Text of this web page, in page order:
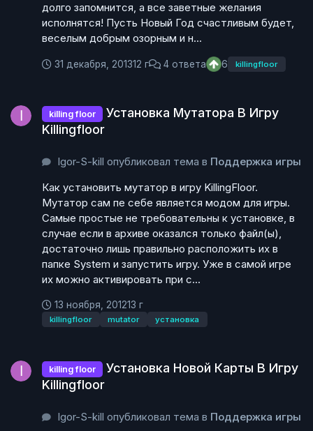
долго запомнится, а все заветные желания
исполнятся! Пусть Новый Год счастливым будет,
веселым добрым озорным и н...
31 декабря, 201312 г 4 ответа 6 killingfloor
killing floor
Установка Мутатора В Игру
Killingfloor
Igor-S-kill опубликовал тема в Поддержка игры
Как установить мутатор в игру KillingFloor.
Мутатор сам пе себе является модом для игры.
Самые простые не требовательны к установке, в
случае если в архиве оказался только файл(ы),
достаточно лишь правильно расположить их в
папке System и запустить игру. Уже в самой игре
их можно активировать при с...
13 ноября, 201213 г
killingfloor mutator установка
killing floor
Установка Новой Карты В Игру
Killingfloor
Igor-S-kill опубликовал тема в Поддержка игры